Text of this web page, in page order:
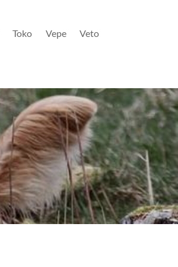
Toko Vepe
Veto